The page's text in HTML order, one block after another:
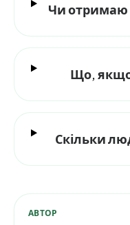
Чи отримаю
Що,
Скільки
АВТОР